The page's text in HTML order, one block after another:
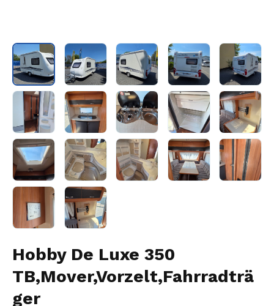
Hobby De Luxe 350
TB,Mover,Vorzelt,Fahrradträ
ger